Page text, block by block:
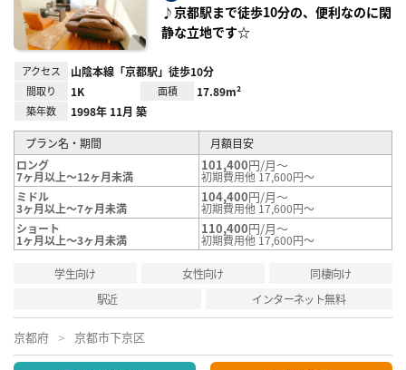
♪京都駅まで徒歩10分の、便利なのに閑
静な立地です☆
アクセス 山陰本線「京都駅」徒歩10分
間取り 1K 面積 17.89m²
築年数 1998年 11月 築
プラン名・期間
月額目安
ロング
7ヶ月以上～12ヶ月未満
101,400円/月～
初期費用他 17,600円～
ミドル
3ヶ月以上～7ヶ月未満
104,400円/月～
初期費用他 17,600円～
ショート
1ヶ月以上～3ヶ月未満
110,400円/月～
初期費用他 17,600円～
学生向け 女性向け
同棲向け
駅近
インターネット無料
京都府 京都市下京区